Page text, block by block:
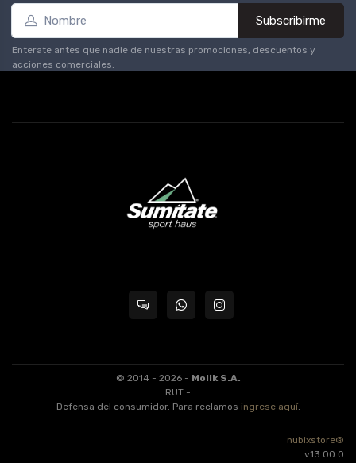
Subscribirme
Enterate antes que nadie de nuestras promociones, descuentos y
acciones comerciales.
© 2014 - 2026 - Molik S.A.
RUT -
Defensa del consumidor. Para reclamos ingrese aquí.
nubixstore®
v13.00.0